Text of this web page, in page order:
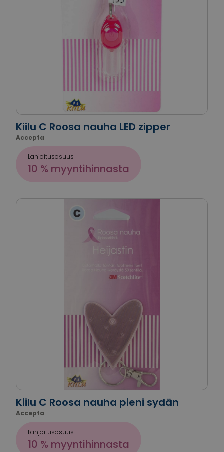
Kiilu C Roosa nauha LED zipper
Accepta
Lahjoitusosuus
10 % myyntihinnasta
Kiilu C Roosa nauha pieni sydän
Accepta
Lahjoitusosuus
10 % myyntihinnasta